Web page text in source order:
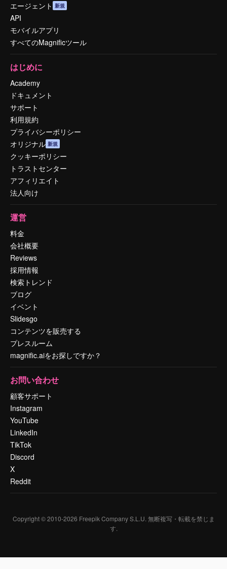
エージェント 新規
API
モバイルアプリ
すべてのMagnificツール
はじめに
Academy
ドキュメント
サポート
利用規約
プライバシーポリシー
オリジナル 新規
クッキーポリシー
トラストセンター
アフィリエイト
法人向け
運営
料金
会社概要
Reviews
採用情報
検索トレンド
ブログ
イベント
Slidesgo
コンテンツを販売する
プレスルーム
magnific.aiをお探しですか？
お問い合わせ
顧客サポート
Instagram
YouTube
LinkedIn
TikTok
Discord
X
Reddit
Copyright © 2010-2026 Freepik Company S.L.U. 無断複写・転載を禁じま
す.